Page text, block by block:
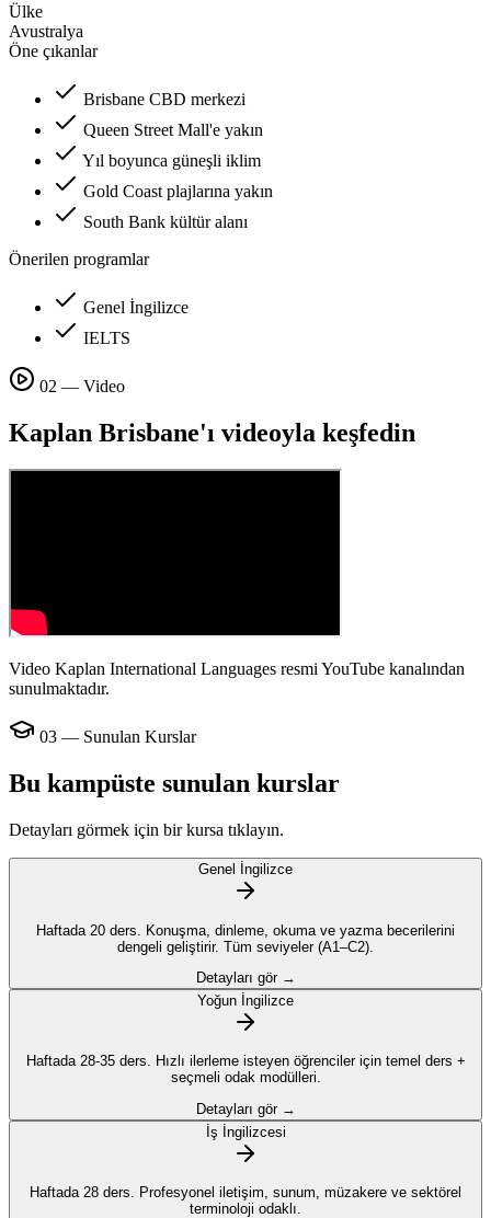
Ülke
Avustralya
Öne çıkanlar
Brisbane CBD merkezi
Queen Street Mall'e yakın
Yıl boyunca güneşli iklim
Gold Coast plajlarına yakın
South Bank kültür alanı
Önerilen programlar
Genel İngilizce
IELTS
02 — Video
Kaplan Brisbane'ı videoyla keşfedin
Video Kaplan International Languages resmi YouTube kanalından
sunulmaktadır.
03 — Sunulan Kurslar
Bu kampüste sunulan kurslar
Detayları görmek için bir kursa tıklayın.
Genel İngilizce
Haftada 20 ders. Konuşma, dinleme, okuma ve yazma becerilerini
dengeli geliştirir. Tüm seviyeler (A1–C2).
Detayları gör →
Yoğun İngilizce
Haftada 28-35 ders. Hızlı ilerleme isteyen öğrenciler için temel ders +
seçmeli odak modülleri.
Detayları gör →
İş İngilizcesi
Haftada 28 ders. Profesyonel iletişim, sunum, müzakere ve sektörel
terminoloji odaklı.